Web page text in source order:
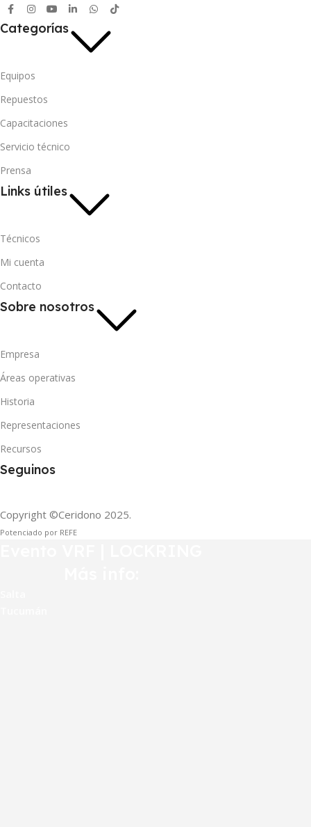
Categorías
Equipos
Repuestos
Capacitaciones
Servicio técnico
Prensa
Links útiles
Técnicos
Mi cuenta
Contacto
Sobre nosotros
Empresa
Áreas operativas
Historia
Representaciones
Recursos
Seguinos
Copyright ©Ceridono 2025.
Potenciado por REFE